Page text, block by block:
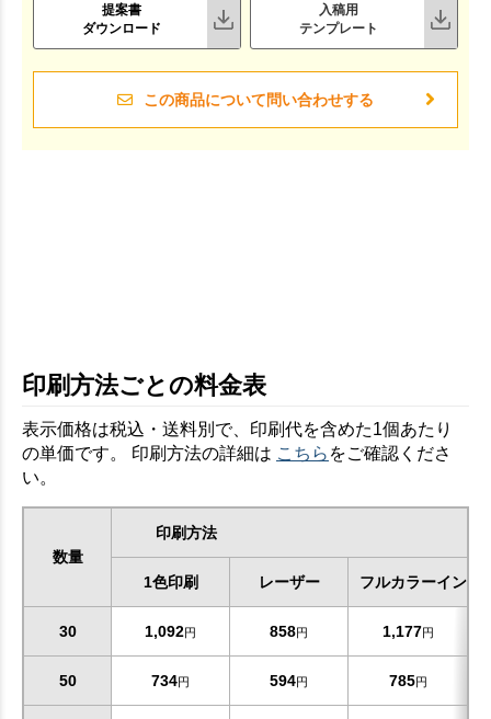
提案書
ダウンロード
入稿用
テンプレート
この商品について問い合わせする
印刷方法ごとの料金表
表示価格は税込・送料別で、印刷代を含めた1個あたり
の単価です。 印刷方法の詳細は こちら をご確認くださ
い。
数量
印刷方法
1色印刷 レーザー フルカラーインク
30 1,092円 858円 1,177円
50 734円 594円 785円